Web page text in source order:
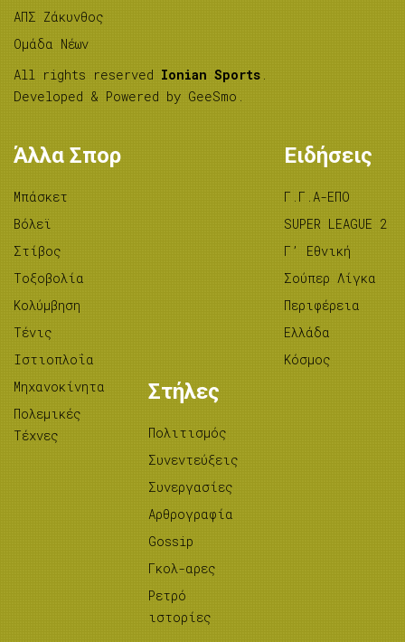
ΑΠΣ Ζάκυνθος
Ομάδα Νέων
All rights reserved Ionian Sports .
Developed & Powered by GeeSmo .
Άλλα Σπορ
Μπάσκετ
Βόλεϊ
Στίβος
Tοξοβολία
Κολύμβηση
Τένις
Ιστιοπλοΐα
Μηχανοκίνητα
Πολεμικές
Τέχνες
Ειδήσεις
Γ.Γ.Α-ΕΠΟ
SUPER LEAGUE 2
Γ’ Εθνική
Σούπερ Λίγκα
Περιφέρεια
Ελλάδα
Κόσμος
Στήλες
Πολιτισμός
Συνεντεύξεις
Συνεργασίες
Αρθρογραφία
Gossip
Γκολ-αρες
Ρετρό
ιστορίες